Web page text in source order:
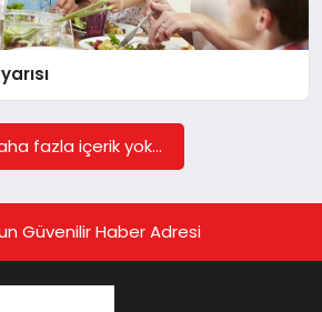
fazla içerik yok...
Güvenilir Haber Adresi